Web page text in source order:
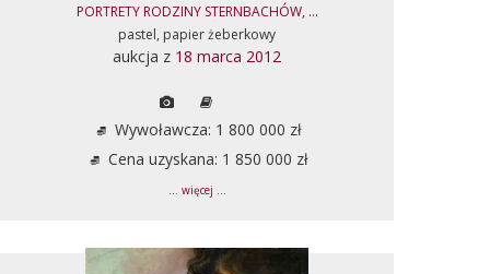
PORTRETY RODZINY STERNBACHÓW, ...
pastel, papier żeberkowy
aukcja z 18 marca 2012
Wywoławcza: 1 800 000 zł
Cena uzyskana: 1 850 000 zł
... więcej ...